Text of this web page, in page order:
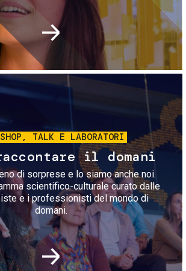
Immagine
TALK E LABORATORI
il domani
di sorprese e lo siamo anche noi.
scientifico-culturale curato dalle
e i professionisti del mondo di
domani.